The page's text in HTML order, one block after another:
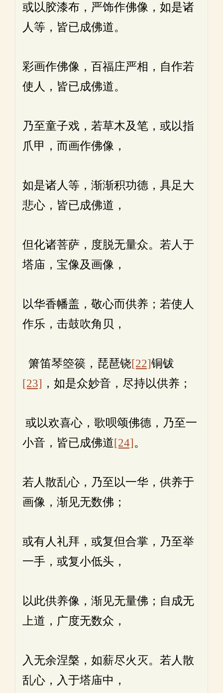
或以胶漆布，严饰作佛像，如是诸
人等，皆已成佛道。
彩画作佛像，百福庄严相，自作若
使人，皆已成佛道。
乃至童子戏，若草木及笔，或以指
爪甲，而画作佛像，
如是诸人等，渐渐积功德，具足大
悲心，皆已成佛道，
但化诸菩萨，度脱无量众。若人于
塔庙，宝像及画像，
以华香幡盖，敬心而供养；若使人
作乐，击鼓吹角贝，
箫笛琴箜篌，琵琶铙[22]铜钹
[23] ，如是众妙音，尽持以供养；
或以欢喜心，歌呗颂佛德，乃至一
小音，皆已成佛道[24]。
若人散乱心，乃至以一华，供养于
画像，渐见无数佛；
或有人礼拜，或复但合掌，乃至举
一手，或复小低头，
以此供养像，渐见无量佛；自成无
上道，广度无数众，
入无余涅槃，如薪尽火灭。若人散
乱心，入于塔庙中，